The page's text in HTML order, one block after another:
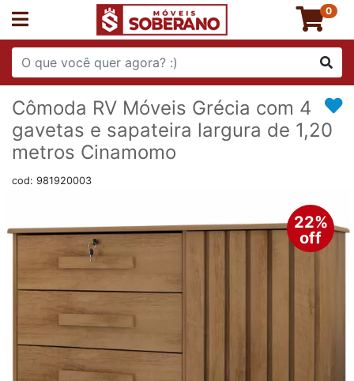
0
Cômoda RV Móveis Grécia com 4
gavetas e sapateira largura de 1,20
metros Cinamomo
cod: 981920003
22%
off